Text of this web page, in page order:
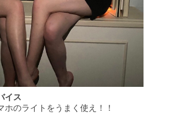
イス
ホのライトをうまく使え！！